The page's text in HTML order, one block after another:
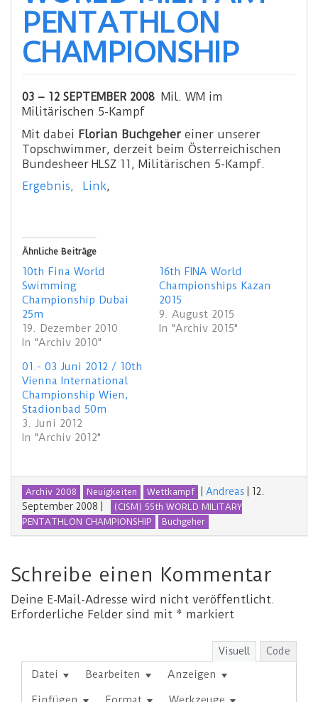
PENTATHLON
CHAMPIONSHIP
03 – 12 SEPTEMBER 2008 Mil. WM im
Militärischen 5-Kampf
Mit dabei Florian Buchgeher einer unserer
Topschwimmer, derzeit beim Österreichischen
Bundesheer HLSZ 11, Militärischen 5-Kampf.
Ergebnis,
Link,
Ähnliche Beiträge
10th Fina World
Swimming
Championship Dubai
25m
19. Dezember 2010
In "Archiv 2010"
16th FINA World
Championships Kazan
2015
9. August 2015
In "Archiv 2015"
01.- 03 Juni 2012 / 10th
Vienna International
Championship Wien,
Stadionbad 50m
3. Juni 2012
In "Archiv 2012"
Archiv 2008 Neuigkeiten Wettkampf Andreas
12.
September 2008
(CISM) 55th WORLD MILITARY
PENTATHLON CHAMPIONSHIP
Buchgeher
Schreibe einen Kommentar
Deine E-Mail-Adresse wird nicht veröffentlicht.
Erforderliche Felder sind mit * markiert
Visuell Code
Datei Bearbeiten
Anzeigen